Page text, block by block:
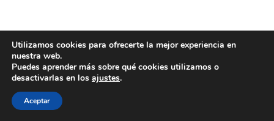
Utilizamos cookies para ofrecerte la mejor experiencia en
nuestra web.
Puedes aprender más sobre qué cookies utilizamos o
desactivarlas en los ajustes.
Aceptar